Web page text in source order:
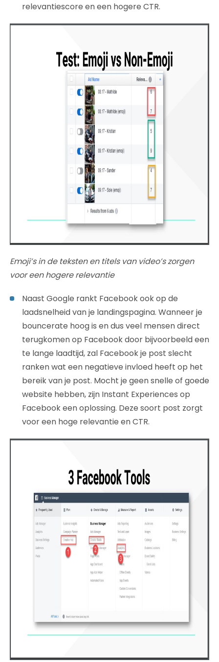
relevantiescore en een hogere CTR.
Emoji’s in de teksten en titels van video’s zorgen
voor een hogere relevantie
Naast Google rankt Facebook ook op de
laadsnelheid van je landingspagina. Wanneer je
bouncerate hoog is en dus veel mensen direct
terugkomen op Facebook door bijvoorbeeld een
te lange laadtijd, zal Facebook je post slecht
ranken wat een negatieve invloed heeft op het
bereik van je post. Mocht je geen snelle of goede
website hebben, zijn Instant Experiences op
Facebook een oplossing. Deze soort post zorgt
voor een hoge relevantie en CTR.